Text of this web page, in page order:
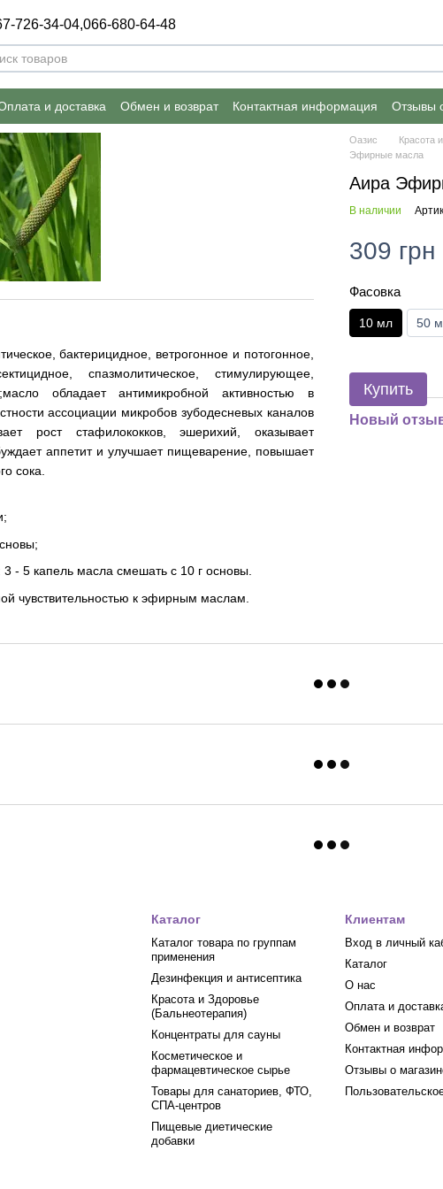
726-34-04,066-680-64-48
и доставка Обмен и возврат Контактная информация
Отзывы
соглашение
бактерицидное, ветрогонное и потогонное,
спазмолитическое, стимулирующее,
обладает антимикробной активностью в
ассоциации микробов зубодесневых каналов
рост стафилококков, эшерихий, оказывает
аппетит и улучшает пищеварение, повышает
сока.
- 5 капель масла смешать с 10 г основы.
чувствительностью к эфирным маслам.
Оазис Красота
Эфирные масла
Аира
В наличии
309 грн
Фасовка
10 мл 50
Купить
Новый
Каталог
Каталог товара по группам
применения
Дезинфекция и антисептика
Красота и Здоровье
(Бальнеотерапия)
Концентраты для сауны
Косметическое и
фармацевтическое сырье
Товары для санаториев, ФТО,
СПА-центров
Пищевые диетические
добавки
Клиентам
Вход в личный
Каталог
О нас
Оплата и
Обмен и возврат
Контактная
Отзывы о